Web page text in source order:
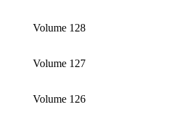
Volume 128
Volume 127
Volume 126